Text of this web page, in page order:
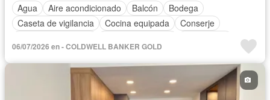
Agua
Aire acondicionado Balcón
Bodega
Caseta de vigilancia
Cocina equipada
Conserje
Elevador
Estacionamiento Gas natural
Recámara con closet Azotea Seguridad Wifi
06/07/2026 en - COLDWELL BANKER GOLD